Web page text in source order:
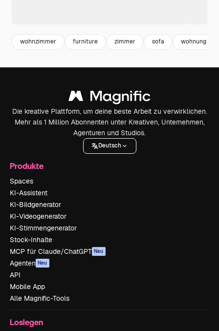
wohnzimmer furniture zimmer sofa wohnung
Die kreative Plattform, um deine beste Arbeit zu verwirklichen.
Mehr als 1 Million Abonnenten unter Kreativen, Unternehmen,
Agenturen und Studios.
Deutsch
Produkte
Spaces
KI-Assistent
KI-Bildgenerator
KI-Videogenerator
KI-Stimmengenerator
Stock-Inhalte
MCP für Claude/ChatGPT Neu
Agenten Neu
API
Mobile App
Alle Magnific-Tools
Loslegen